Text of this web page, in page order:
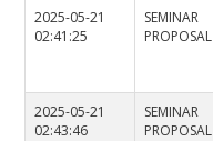
2025-05-21
02:41:25
SEMINAR
PROPOSAL
2025-05-21
02:43:46
SEMINAR
PROPOSAL